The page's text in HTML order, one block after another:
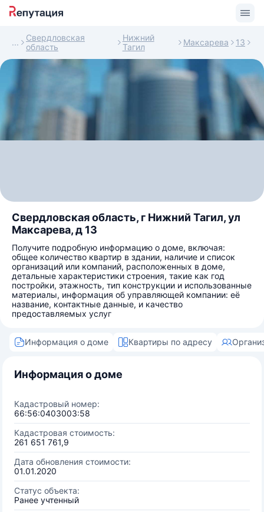
Свердловская
область
Нижний
Тагил
Максарева 13
Свердловская область, г Нижний Тагил, ул
Максарева, д 13
Получите подробную информацию о доме, включая:
общее количество квартир в здании, наличие и список
организаций или компаний, расположенных в доме,
детальные характеристики строения, такие как год
постройки, этажность, тип конструкции и использованные
материалы, информация об управляющей компании: её
название, контактные данные, и качество
предоставляемых услуг
Информация о доме Квартиры по адресу
Информация о доме
Кадастровый номер:
66:56:0403003:58
Кадастровая стоимость:
261 651 761,9
Дата обновления стоимости:
01.01.2020
Статус объекта:
Ранее учтенный